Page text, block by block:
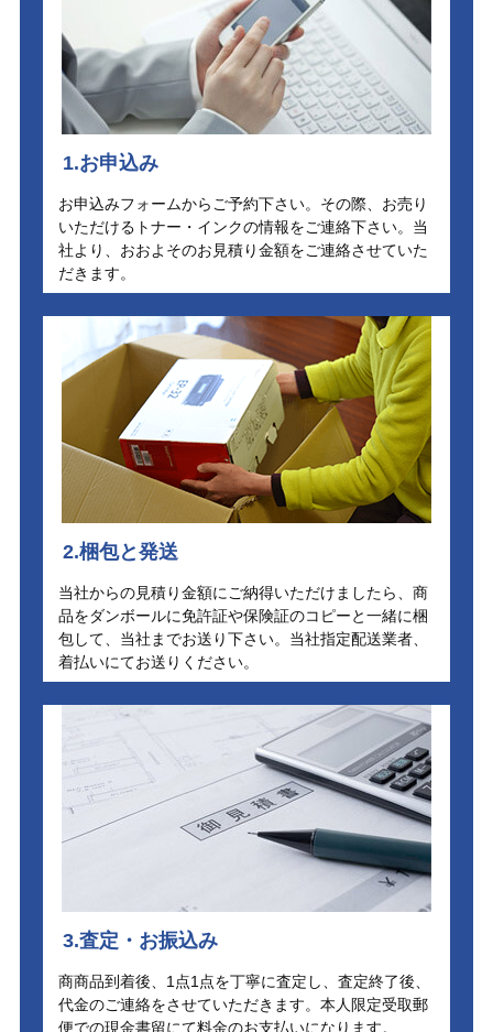
1.お申込み
お申込みフォームからご予約下さい。その際、お売り
いただけるトナー・インクの情報をご連絡下さい。当
社より、おおよそのお見積り金額をご連絡させていた
だきます。
2.梱包と発送
当社からの見積り金額にご納得いただけましたら、商
品をダンボールに免許証や保険証のコピーと一緒に梱
包して、当社までお送り下さい。当社指定配送業者、
着払いにてお送りください。
3.査定・お振込み
商商品到着後、1点1点を丁寧に査定し、査定終了後、
代金のご連絡をさせていただきます。本人限定受取郵
便での現金書留にて料金のお支払いになります。